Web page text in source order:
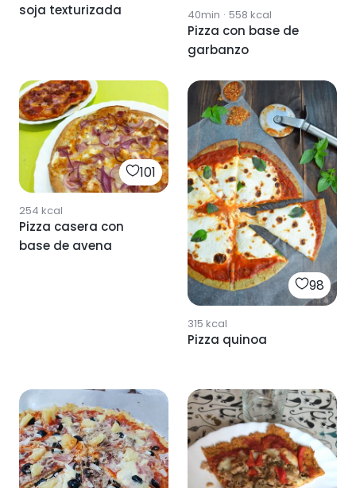
soja texturizada
40min · 558 kcal
Pizza con base de
garbanzo
101
254 kcal
Pizza casera con
base de avena
98
315 kcal
Pizza quinoa